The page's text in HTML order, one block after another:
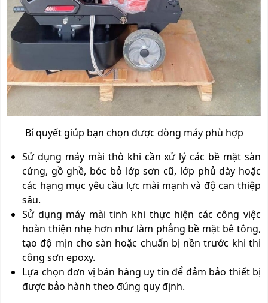
Bí quyết giúp bạn chọn được dòng máy phù hợp
Sử dụng máy mài thô khi cần xử lý các bề mặt sàn
cứng, gồ ghề, bóc bỏ lớp sơn cũ, lớp phủ dày hoặc
các hạng mục yêu cầu lực mài mạnh và độ can thiệp
sâu.
Sử dụng máy mài tinh khi thực hiện các công việc
hoàn thiện nhẹ hơn như làm phẳng bề mặt bê tông,
tạo độ mịn cho sàn hoặc chuẩn bị nền trước khi thi
công sơn epoxy.
Lựa chọn đơn vị bán hàng uy tín để đảm bảo thiết bị
được bảo hành theo đúng quy định.